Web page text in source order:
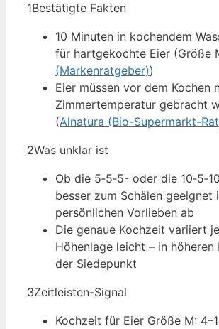
1Bestätigte Fakten
10 Minuten in kochendem
für hartgekochte Eier (Größe
(Markenratgeber))
Eier müssen vor dem Kochen
Zimmertemperatur gebracht
(Alnatura (Bio-Supermarkt-
2Was unklar ist
Ob die 5‑5‑5- oder die
besser zum Schälen geeignet
persönlichen Vorlieben ab
Die genaue Kochzeit variiert
Höhenlage leicht – in höheren
der Siedepunkt
3Zeitleisten-Signal
Kochzeit für Eier Größe M: